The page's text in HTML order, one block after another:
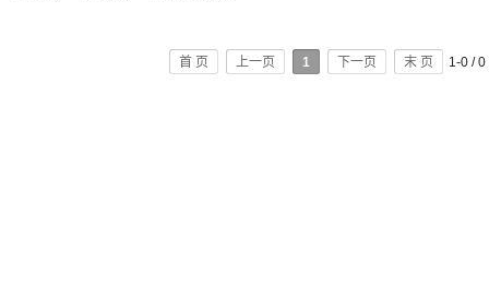
首 页 上一页 1 下一页 末 页 1-0 /